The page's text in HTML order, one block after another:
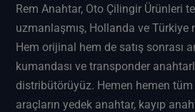
Rem Anahtar, Oto Çilingir Ürünleri
uzmanlaşmış, Hollanda ve Türkiye
Hem orijinal hem de satış sonrası
kumandası ve transponder
distribütörüyüz. Hemen hemen
araçların yedek anahtar, kayıp